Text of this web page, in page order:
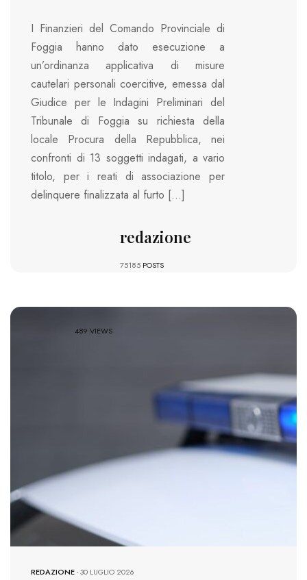
I Finanzieri del Comando Provinciale di
Foggia hanno dato esecuzione a
un’ordinanza applicativa di misure
cautelari personali coercitive, emessa dal
Giudice per le Indagini Preliminari del
Tribunale di Foggia su richiesta della
locale Procura della Repubblica, nei
confronti di 13 soggetti indagati, a vario
titolo, per i reati di associazione per
delinquere finalizzata al furto […]
redazione
75185 POSTS
489 VIEWS
REDAZIONE-30 LUGLIO 2026